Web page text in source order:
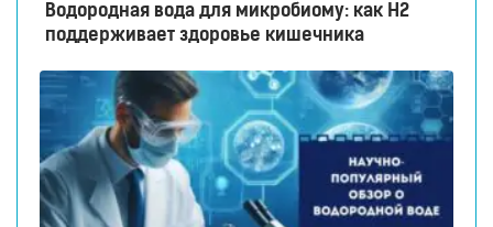
Водородная вода для микробиому: как H2
поддерживает здоровье кишечника